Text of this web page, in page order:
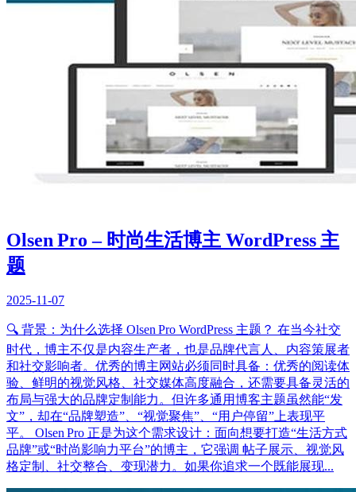
Olsen Pro – 时尚生活博主 WordPress 主
题
2025-11-07
🔍 背景：为什么选择 Olsen Pro WordPress 主题？ 在当今社交
时代，博主不仅是内容生产者，也是品牌代言人、内容策展者
和社交影响者。优秀的博主网站必须同时具备：优秀的阅读体
验、鲜明的视觉风格、社交媒体高度融合，还需要具备灵活的
布局与强大的品牌定制能力。但许多通用博客主题虽然能“发
文”，却在“品牌塑造”、“视觉聚焦”、“用户停留”上表现平
平。 Olsen Pro 正是为这个需求设计：面向想要打造“生活方式
品牌”或“时尚影响力平台”的博主，它强调 帖子展示、视觉风
格定制、社交整合、变现潜力。如果你追求一个既能展现...